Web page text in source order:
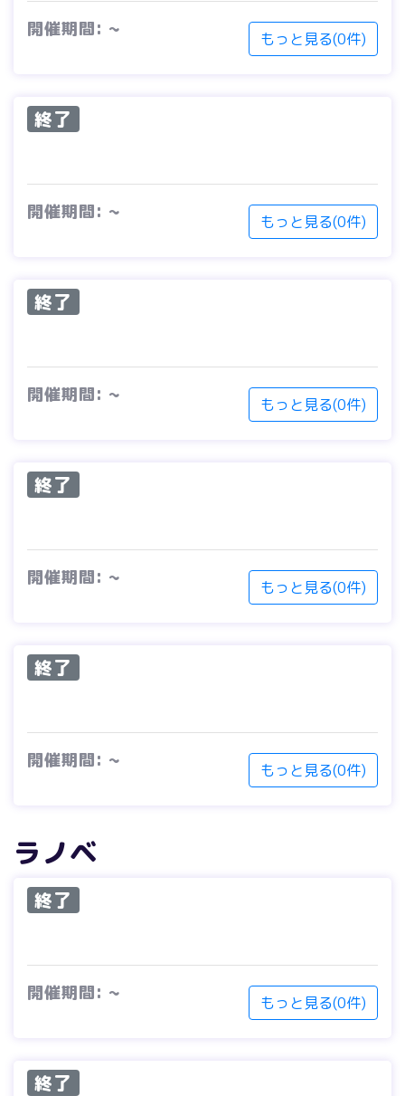
開催期間: ~ もっと見る(0件)
終了
開催期間: ~ もっと見る(0件)
終了
開催期間: ~ もっと見る(0件)
終了
開催期間: ~ もっと見る(0件)
終了
開催期間: ~ もっと見る(0件)
ラノベ
終了
開催期間: ~ もっと見る(0件)
終了